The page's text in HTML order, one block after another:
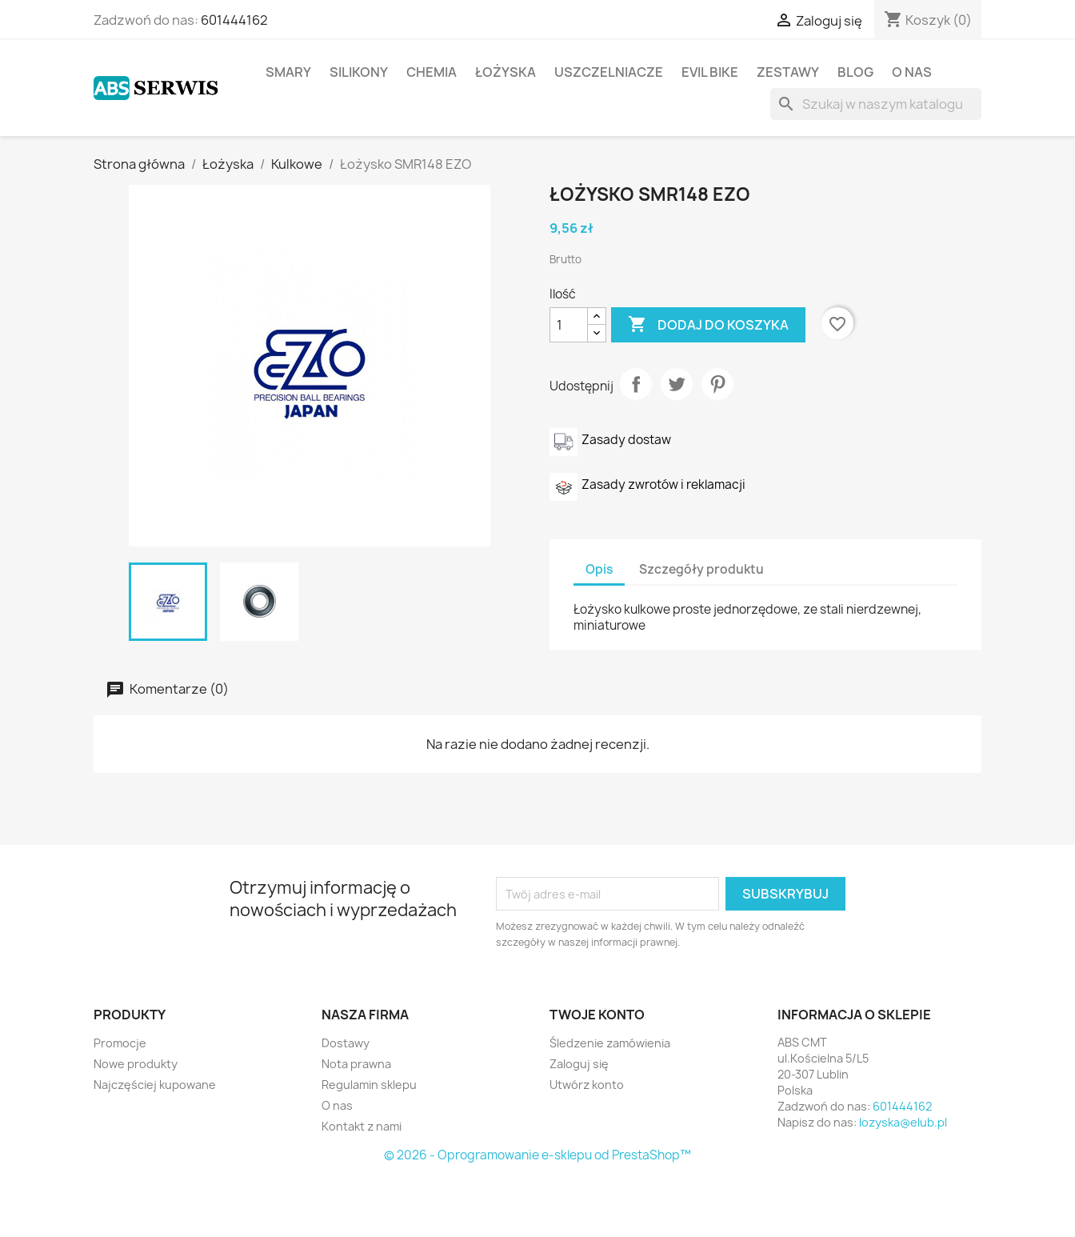
Zadzwoń do nas: 601444162  Zaloguj się shopping_cart Koszyk (0)
SMARY SILIKONY CHEMIA ŁOŻYSKA USZCZELNIACZE EVIL BIKE ZESTAWY BLOG O NAS
search
Strona główna Łożyska Kulkowe Łożysko SMR148 EZO
ŁOŻYSKO SMR148 EZO
9,56 zł
Brutto
Ilość
 DODAJ DO KOSZYKA favorite_border
Udostępnij
Zasady dostaw
Zasady zwrotów i reklamacji
Opis Szczegóły produktu
Łożysko kulkowe proste jednorzędowe, ze stali nierdzewnej,
miniaturowe
Komentarze (0)
Na razie nie dodano żadnej recenzji.
Otrzymuj informację o
nowościach i wyprzedażach
Możesz zrezygnować w każdej chwili. W tym celu należy odnaleźć
szczegóły w naszej informacji prawnej.
PRODUKTY
Promocje
Nowe produkty
Najczęściej kupowane
NASZA FIRMA
Dostawy
Nota prawna
Regulamin sklepu
O nas
Kontakt z nami
TWOJE KONTO
Śledzenie zamówienia
Zaloguj się
Utwórz konto
INFORMACJA O SKLEPIE
ABS CMT
ul.Kościelna 5/L5
20-307 Lublin
Polska
Zadzwoń do nas: 601444162
Napisz do nas: lozyska@elub.pl
© 2026 - Oprogramowanie e-sklepu od PrestaShop™